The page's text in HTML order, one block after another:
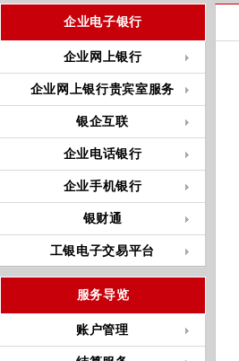
企业电子银行
企业网上银行
企业网上银行贵宾室服务
银企互联
企业电话银行
企业手机银行
银财通
工银电子交易平台
服务导览
账户管理